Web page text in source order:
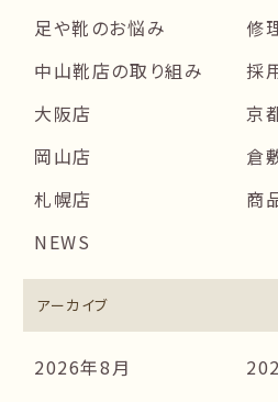
足や靴のお悩み
修
中山靴店の取り組み
採
大阪店
京
岡山店
倉
札幌店
商
NEWS
アーカイブ
2026年8月